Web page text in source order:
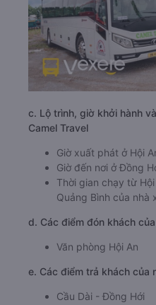
c. Lộ trình, giờ khởi hành
Camel Travel
Giờ xuất phát ở Hội
Giờ đến nơi ở Đồng
Thời gian chạy từ
Quảng Bình của nhà
d. Các điểm đón khách
Văn phòng Hội An
e. Các điểm trả khách của
Cầu Dài - Đồng Hới